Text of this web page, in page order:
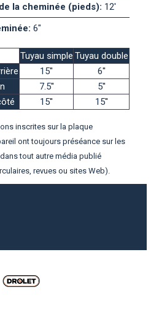
la cheminée (pieds): 12'
6"
Tuyau simple Tuyau double
15''
6''
7.5''
5''
15'' 15''
inscrites sur la plaque
ont toujours préséance sur les
tout autre média publié
revues ou sites Web).